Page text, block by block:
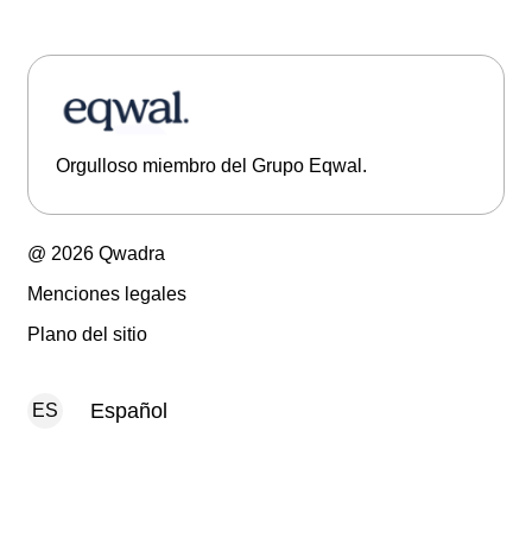
Orgulloso miembro del Grupo Eqwal.
@ 2026 Qwadra
Menciones legales
Plano del sitio
ES Español